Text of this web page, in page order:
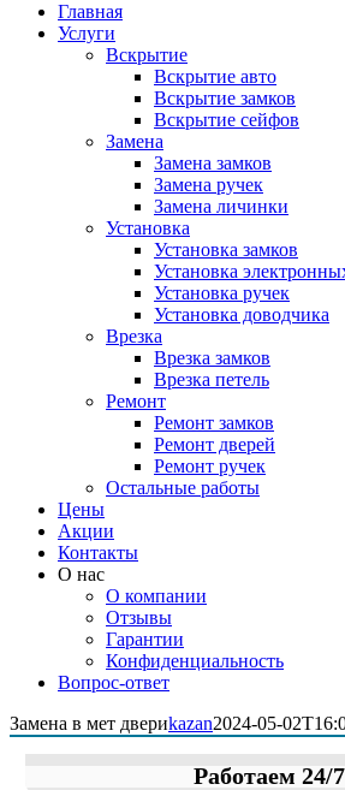
Главная
Услуги
Вскрытие
Вскрытие авто
Вскрытие замков
Вскрытие сейфов
Замена
Замена замков
Замена ручек
Замена личинки
Установка
Установка замков
Установка
Установка ручек
Установка доводчика
Врезка
Врезка замков
Врезка петель
Ремонт
Ремонт замков
Ремонт дверей
Ремонт ручек
Остальные работы
Цены
Акции
Контакты
О нас
О компании
Отзывы
Гарантии
Конфиденциальность
Вопрос-ответ
Замена в мет двериkazan2024-05-
Работаем 24/7